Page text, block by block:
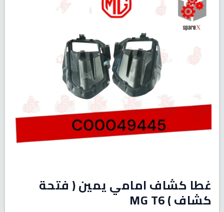
غطا كشاف امامي يمين ( فتحة
كشاف ) MG T6